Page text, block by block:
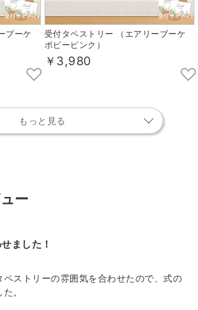
ブーケ
受付タペストリー （エアリーブーケ
ポピーピンク）
￥3,980
もっと見る
ー
ました！
ペストリーの雰囲気を合わせたので、式の
。